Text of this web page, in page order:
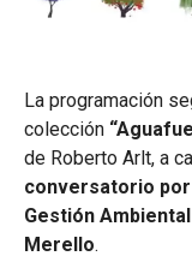
La programación
colección
de Roberto Arlt, a
conversatorio por
Gestión
Merello.